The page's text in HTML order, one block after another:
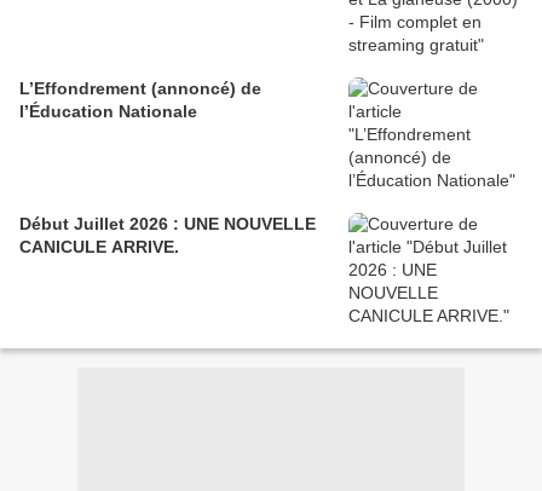
L’Effondrement (annoncé) de
l’Éducation Nationale
Début Juillet 2026 : UNE NOUVELLE
CANICULE ARRIVE.